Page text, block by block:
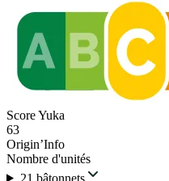
Score Yuka
63
Origin’Info
Nombre d'unités
21 bâtonnets